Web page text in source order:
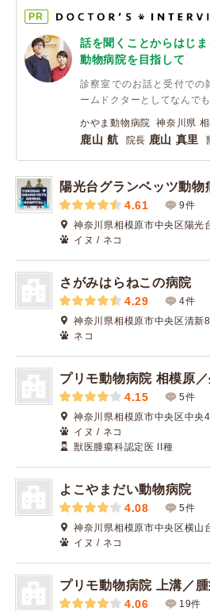
PR
話を聞くことからはじ
動物病院を目指して
診察室でのお話と受付での
ームドクターとしてなんで
かやま動物病院 神奈川県
鹿山 航 院長 鹿山 真里
陽光台グランベッツ動物
4.61
9件
神奈川県相模原市中央区陽光
イヌ / ネコ
さがみはらねこの病院
4.29
4件
神奈川県相模原市中央区清新
ネコ
プリモ動物病院 相模原
4.15
5件
神奈川県相模原市中央区中央
イヌ / ネコ
獣医腫瘍科認定医 II種
よこやまだい動物病院
4.08
5件
神奈川県相模原市中央区横山
イヌ / ネコ
プリモ動物病院 上溝／
4.06
19件